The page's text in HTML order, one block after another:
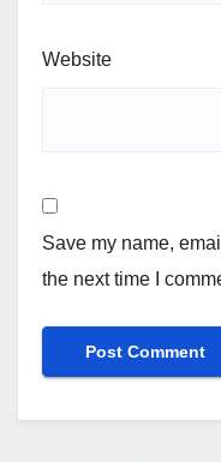
Website
Save my name,
the next time I